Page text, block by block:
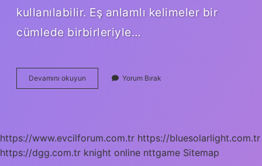
kullanılabilir. Eş anlamlı kelimeler bir
cümlede birbirleriyle…
Devamını okuyun
Kelimesinin
Yorum Bırak
https://www.evcilforum.com.tr https://bluesolarlight.com.tr
https://dgg.com.tr knight online nttgame Sitemap